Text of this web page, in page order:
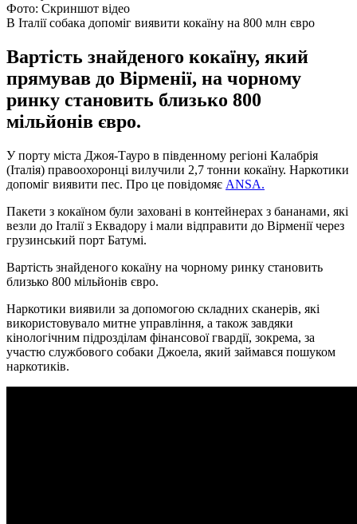
Фото: Скриншот відео
В Італії собака допоміг виявити кокаїну на 800 млн євро
Вартість знайденого кокаїну, який
прямував до Вірменії, на чорному
ринку становить близько 800
мільйонів євро.
У порту міста Джоя-Тауро в південному регіоні Калабрія
(Італія) правоохоронці вилучили 2,7 тонни кокаїну. Наркотики
допоміг виявити пес. Про це повідомяє ANSA.
Пакети з кокаїном були заховані в контейнерах з бананами, які
везли до Італії з Еквадору і мали відправити до Вірменії через
грузинський порт Батумі.
Вартість знайденого кокаїну на чорному ринку становить
близько 800 мільйонів євро.
Наркотики виявили за допомогою складних сканерів, які
використовувало митне управління, а також завдяки
кінологічним підрозділам фінансової гвардії, зокрема, за
участю службового собаки Джоела, який займався пошуком
наркотиків.